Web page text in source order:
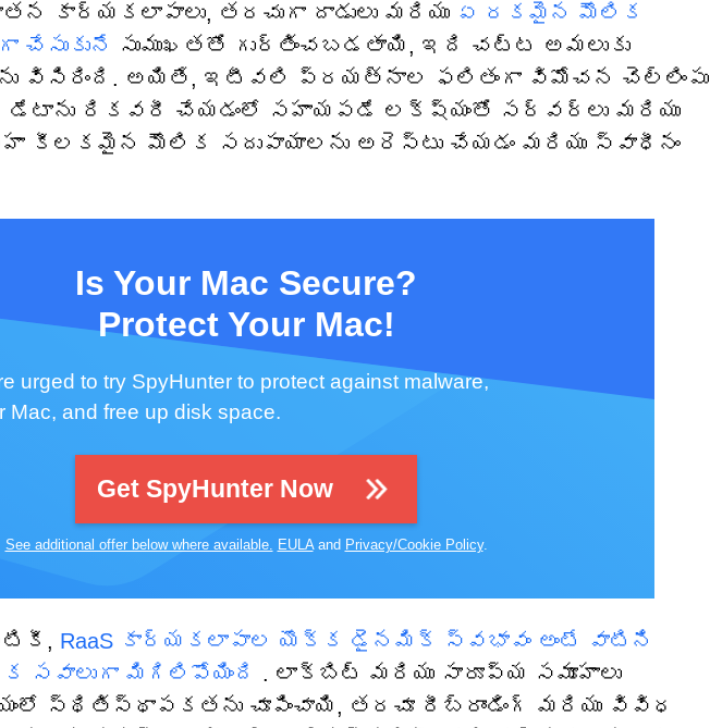
కార్యకలాపాలు, తరచుగా దాడులు మరియు ఏ రకమైన మౌలిక
చేసుకునే
సుముఖతతో గుర్తించబడతాయి, ఇది చట్ట అమలుకు
విసిరింది. అయితే, ఇటీవలి ప్రయత్నాల ఫలితంగా విమోచన చెల్లింపు
డేటాను రికవరీ చేయడంలో సహాయపడే లక్ష్యంతో సర్వర్లు మరియు
మౌలిక సదుపాయాలను అరెస్టు చేయడం మరియు స్వాధీనం
Is Your Mac Secure?
Protect Your Mac!
urged to try SpyHunter to protect against malware,
Mac, and free up disk space.
Get SpyHunter Now
See additional offer below where available. EULAand Privacy/Cookie Policy.
RaaS కార్యకలాపాల యొక్క డైనమిక్ స్వభావం అంటే వాటిని
సవాలుగా మిగిలిపోయింది
. లాక్‌బిట్ మరియు సారూప్య సమూహాలు
స్థితిస్థాపకతను చూపించాయి, తరచూ రీబ్రాండింగ్ మరియు వివిధ